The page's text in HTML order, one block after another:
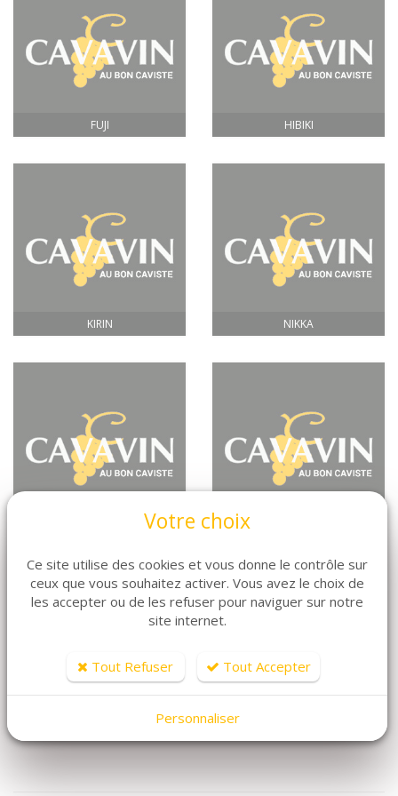
FUJI HIBIKI
KIRIN NIKKA
Votre choix
Ce site utilise des cookies et vous donne le contrôle sur
ceux que vous souhaitez activer. Vous avez le choix de
les accepter ou de les refuser pour naviguer sur notre
site internet.
Tout Refuser Tout Accepter
Personnaliser